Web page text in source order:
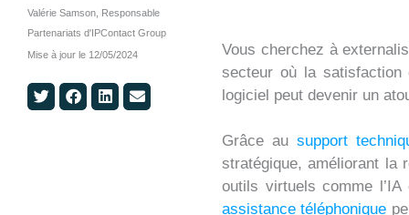
Valérie Samson, Responsable
Partenariats d'IPContact Group
Mise à jour le 12/05/2024
S
h
S
h
S
h
S
h
Vous cherchez à
secteur où la satisfaction
logiciel peut devenir un
Grâce au support
stratégique, améliorant la
outils virtuels comme l’IA
assistance téléphonique